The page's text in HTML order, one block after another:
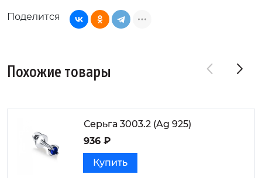
Поделится
Похожие товары
Серьга 3003.2 (Ag 925)
936 ₽
Купить